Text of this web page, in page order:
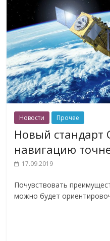
Новости Прочее
Новый стандарт
навигацию
17.09.2019
Почувствовать
можно будет